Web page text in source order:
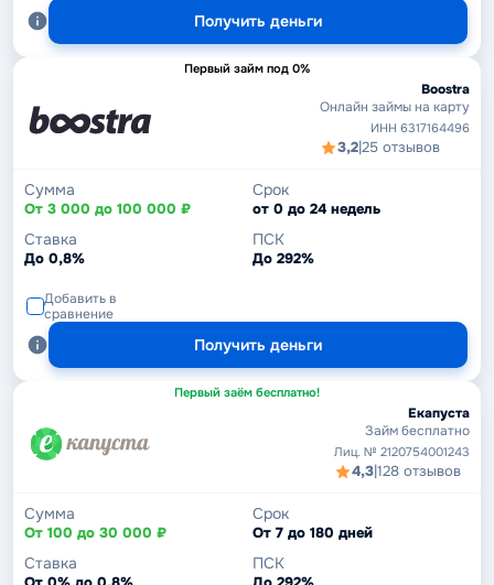
Получить деньги
Первый займ под 0%
Boostra
Онлайн займы на карту
ИНН 6317164496
3,2|25 отзывов
Сумма
От 3 000 до 100 000 ₽
Срок
от 0 до 24 недель
Ставка
До 0,8%
ПСК
До 292%
Добавить в
сравнение
Получить деньги
Первый заём бесплатно!
Екапуста
Займ бесплатно
Лиц. № 2120754001243
4,3|128 отзывов
Сумма
От 100 до 30 000 ₽
Срок
От 7 до 180 дней
Ставка ПСК